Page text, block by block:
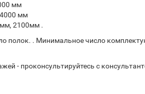
мм
4000 мм
2100мм .
полок. . Минимальное число
- проконсультируйтесь с